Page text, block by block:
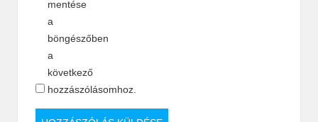
mentése
a
böngészőben
a
következő
hozzászólásomhoz.